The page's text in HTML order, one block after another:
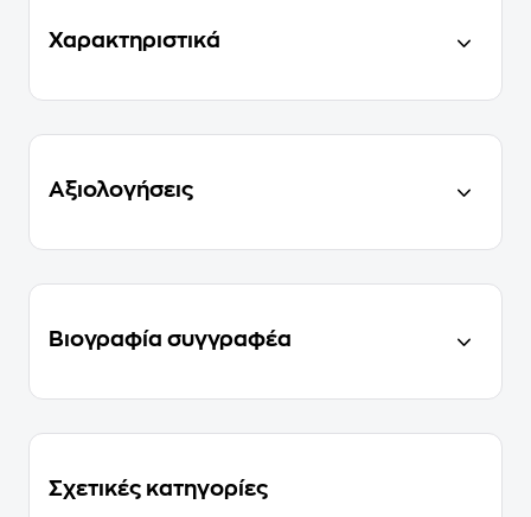
Χαρακτηριστικά
Αξιολογήσεις
Βιογραφία συγγραφέα
Σχετικές κατηγορίες